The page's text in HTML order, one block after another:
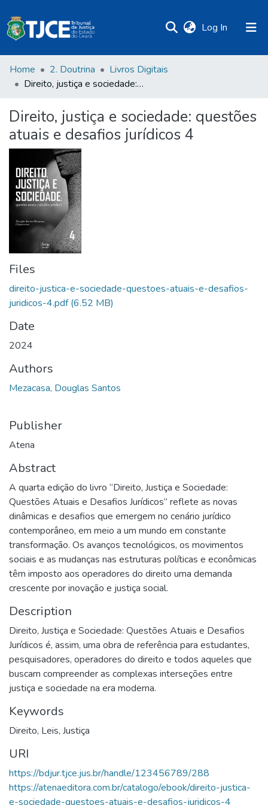
Log In (current)
Home 2. Doutrina
Livros Digitais
Direito, justiça e sociedade: questões atuais e desafios jurídicos 4
Direito, justiça e sociedade: questões
atuais e desafios jurídicos 4
Files
direito-justica-e-sociedade-questoes-atuais-e-desafios-
juridicos-4.pdf(6.52 MB)
Date
2024
Authors
Mezacasa, Douglas Santos
Publisher
Atena
Abstract
A quarta edição do livro “Direito, Justiça e Sociedade:
Questões Atuais e Desafios Jurídicos” reflete as novas
dinâmicas e desafios que emergem no cenário jurídico
contemporâneo, em meio a um mundo em constante
transformação. Os avanços tecnológicos, os movimentos
sociais e as mudanças nas estruturas políticas e econômicas
têm imposto aos operadores do direito uma demanda
crescente por inovação e justiça social.
Description
Direito, Justiça e Sociedade: Questões Atuais e Desafios
Jurídicos é, assim, uma obra de referência para estudantes,
pesquisadores, operadores do direito e todos aqueles que
buscam compreender as complexas interseções entre
justiça e sociedade na era moderna.
Keywords
Direito, Leis, Justiça
URI
https://bdjur.tjce.jus.br/handle/123456789/288
https://atenaeditora.com.br/catalogo/ebook/direito-justica-
e-sociedade-questoes-atuais-e-desafios-juridicos-4